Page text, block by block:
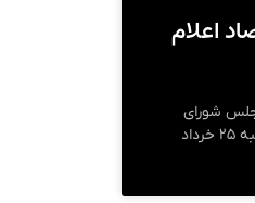
اعلام
شورای
اسلامی، گفت: «جلسه رأی اعتماد به وزیر اقتصاد و دارایی، احتمالاً یکشنبه ۲۵ خرداد